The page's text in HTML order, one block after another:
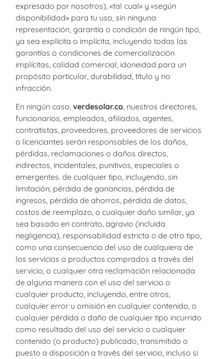
expresado por nosotros), «tal cual» y «según
disponibilidad» para tu uso, sin ninguna
representación, garantía o condición de ningún tipo,
ya sea explícita o implícita, incluyendo todas las
garantías o condiciones de comercialización
implícitas, calidad comercial, idoneidad para un
propósito particular, durabilidad, título y no
infracción.
En ningún caso,verdesolar.co, nuestros directores,
funcionarios, empleados, afiliados, agentes,
contratistas, proveedores, proveedores de servicios
o licenciantes serán responsables de los daños,
pérdidas, reclamaciones o daños directos,
indirectos, incidentales, punitivos, especiales o
emergentes. de cualquier tipo, incluyendo, sin
limitación, pérdida de ganancias, pérdida de
ingresos, pérdida de ahorros, pérdida de datos,
costos de reemplazo, o cualquier daño similar, ya
sea basado en contrato, agravio (incluida
negligencia), responsabilidad estricta o de otro tipo,
como una consecuencia del uso de cualquiera de
los servicios o productos comprados a través del
servicio, o cualquier otra reclamación relacionada
de alguna manera con el uso del servicio o
cualquier producto, incluyendo, entre otros,
cualquier error u omisión en cualquier contenido, o
cualquier pérdida o daño de cualquier tipo incurrido
como resultado del uso del servicio o cualquier
contenido (o producto) publicado, transmitido o
puesto a disposición a través del servicio, incluso si